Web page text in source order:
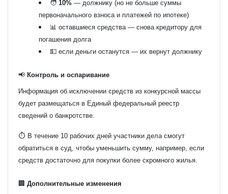
🧑 10% — должнику (но не больше суммы
первоначального взноса и платежей по ипотеке)
📊 оставшиеся средства — снова кредитору для
погашения долга
💵 если деньги останутся — их вернут должнику
📢 Контроль и оспаривание
Информация об исключении средств из конкурсной массы
будет размещаться в Единый федеральный реестр
сведений о банкротстве
⏱️ В течение 10 рабочих дней участники дела смогут
обратиться в суд, чтобы уменьшить сумму, например, если
средств достаточно для покупки более скромного жилья.
🏢 Дополнительные изменения